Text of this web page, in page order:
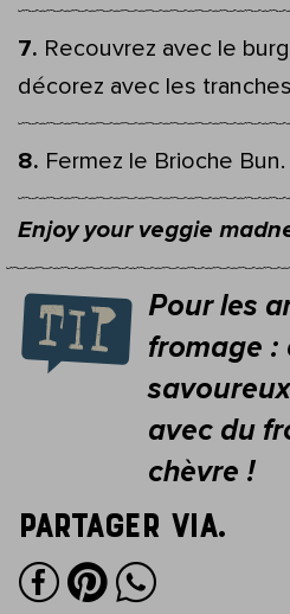
Recouvrez avec le
décorez avec les
Fermez le Brioche Bun.
Enjoy your veggie
Pour les
fromage :
avec du
chèvre !
Partager via.